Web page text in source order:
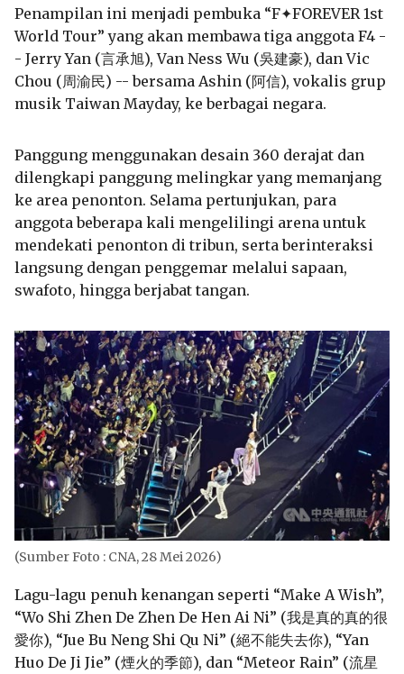
Penampilan ini menjadi pembuka “F✦FOREVER 1st
World Tour” yang akan membawa tiga anggota F4 -
- Jerry Yan (言承旭), Van Ness Wu (吳建豪), dan Vic
Chou (周渝民) -- bersama Ashin (阿信), vokalis grup
musik Taiwan Mayday, ke berbagai negara.
Panggung menggunakan desain 360 derajat dan
dilengkapi panggung melingkar yang memanjang
ke area penonton. Selama pertunjukan, para
anggota beberapa kali mengelilingi arena untuk
mendekati penonton di tribun, serta berinteraksi
langsung dengan penggemar melalui sapaan,
swafoto, hingga berjabat tangan.
(Sumber Foto : CNA, 28 Mei 2026)
Lagu-lagu penuh kenangan seperti “Make A Wish”,
“Wo Shi Zhen De Zhen De Hen Ai Ni” (我是真的真的很
愛你), “Jue Bu Neng Shi Qu Ni” (絕不能失去你), “Yan
Huo De Ji Jie” (煙火的季節), dan “Meteor Rain” (流星